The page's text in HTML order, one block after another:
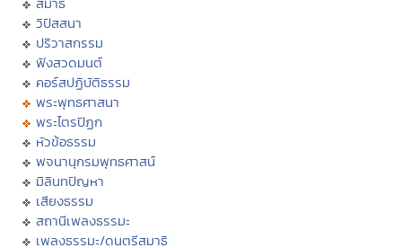
วิปัสสนา
ปริวาสกรรม
ฟังสวดมนต์
คอร์สปฏิบัติธรรม
พระพุทธศาสนา
พระไตรปิฏก
หัวข้อธรรม
พจนานุกรมพุทธศาสน์
มิลินทปัญหา
เสียงธรรม
สถานีเพลงธรรมะ
เพลงธรรมะ/ดนตรีสมาธิ